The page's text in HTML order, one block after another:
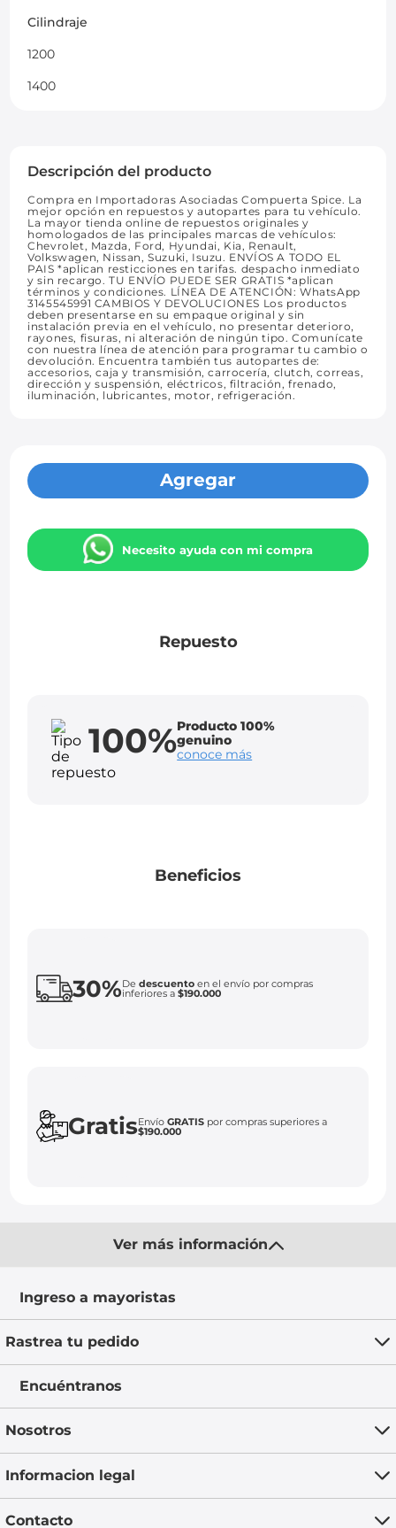
Cilindraje
1200
1400
Descripción del producto
Compra en Importadoras Asociadas Compuerta Spice. La
mejor opción en repuestos y autopartes para tu vehículo.
La mayor tienda online de repuestos originales y
homologados de las principales marcas de vehículos:
Chevrolet, Mazda, Ford, Hyundai, Kia, Renault,
Volkswagen, Nissan, Suzuki, Isuzu. ENVÍOS A TODO EL
PAIS *aplican resticciones en tarifas. despacho inmediato
y sin recargo. TU ENVÍO PUEDE SER GRATIS *aplican
términos y condiciones. LÍNEA DE ATENCIÓN: WhatsApp
3145545991 CAMBIOS Y DEVOLUCIONES Los productos
deben presentarse en su empaque original y sin
instalación previa en el vehículo, no presentar deterioro,
rayones, fisuras, ni alteración de ningún tipo. Comunícate
con nuestra línea de atención para programar tu cambio o
devolución. Encuentra también tus autopartes de:
accesorios, caja y transmisión, carrocería, clutch, correas,
dirección y suspensión, eléctricos, filtración, frenado,
iluminación, lubricantes, motor, refrigeración.
Agregar
Necesito ayuda con mi compra
Repuesto
100%Producto 100%
genuino
conoce más
Beneficios
30%Dedescuento en el envío por compras
inferiores a$190.000
GratisEnvíoGRATIS por compras superiores a
$190.000
Ver más información
Ingreso a mayoristas
Rastrea tu pedido
Encuéntranos
Nosotros
Informacion legal
Contacto